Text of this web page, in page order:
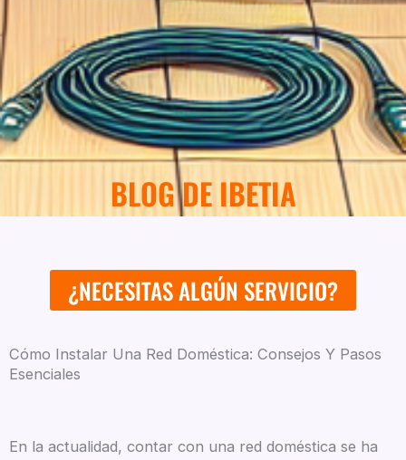
BLOG DE IBETIA
¿NECESITAS ALGÚN SERVICIO?
Cómo Instalar Una Red Doméstica: Consejos Y Pasos
Esenciales
En la actualidad, contar con una red doméstica se ha